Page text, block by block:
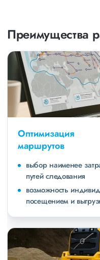
Преимущества
Оптимизация
маршрутов
выбор наименее
путей следования
возможность
посещением и